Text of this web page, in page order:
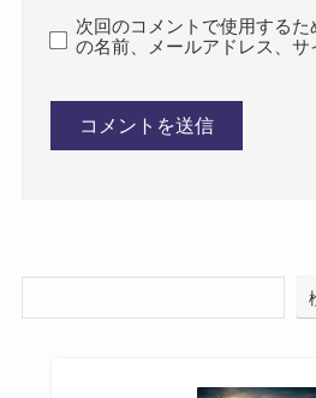
次回のコメントで使用する
の名前、メールアドレス、サ